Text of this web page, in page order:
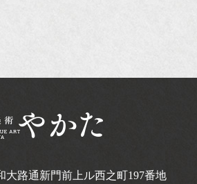
大路通新門前上ル西之町197番地